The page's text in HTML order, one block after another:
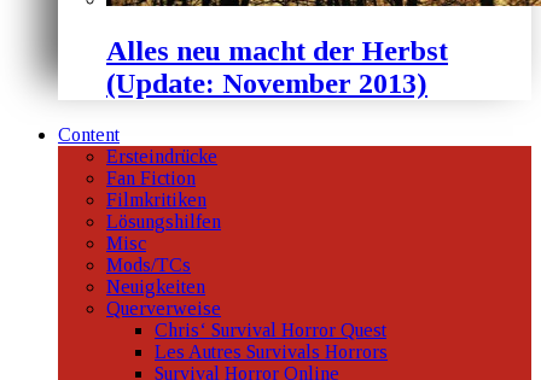
Alles neu macht der Herbst
(Update: November 2013)
Content
Ersteindrücke
Fan Fiction
Filmkritiken
Lösungshilfen
Misc
Mods/TCs
Neuigkeiten
Querverweise
Chris‘ Survival Horror Quest
Les Autres Survivals Horrors
Survival Horror Online